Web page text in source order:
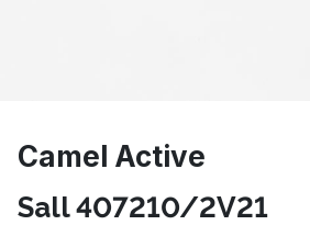
Camel Active
Sall 407210/2V21